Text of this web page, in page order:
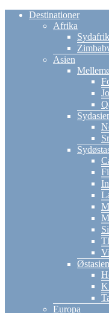
Destinationer
Afrika
Asien
Østasien
Europa